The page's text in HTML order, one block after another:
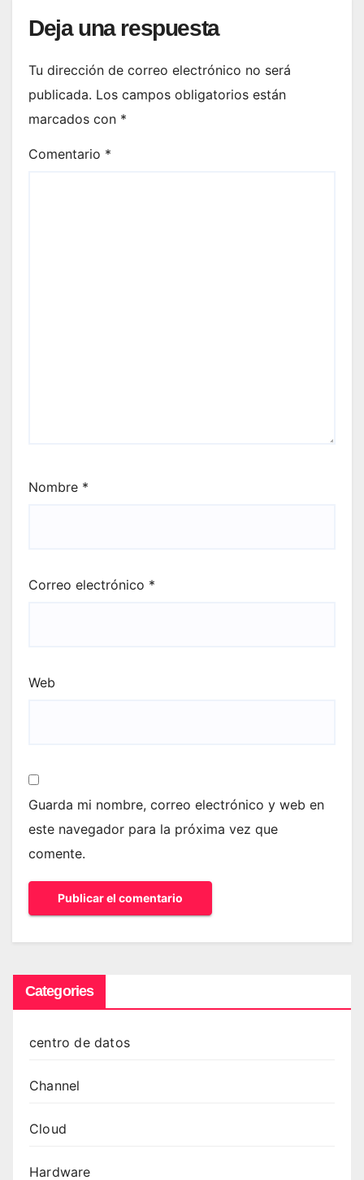
Deja una respuesta
Tu dirección de correo electrónico no será
publicada. Los campos obligatorios están
marcados con *
Comentario *
Nombre *
Correo electrónico *
Web
Guarda mi nombre, correo electrónico y web en
este navegador para la próxima vez que
comente.
Categories
centro de datos
Channel
Cloud
Hardware